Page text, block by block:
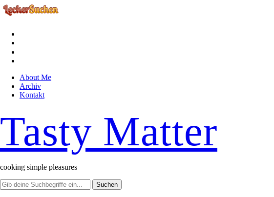
About Me
Archiv
Kontakt
Tasty Matter
cooking simple pleasures